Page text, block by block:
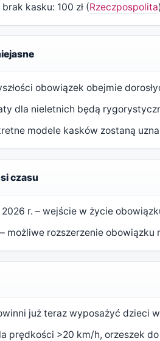
kasku: 100 zł (Rzeczpospolita
obowiązek obejmie
dla nieletnich będą
modele kasków zostaną
czasu
r. – wejście w życie
możliwe rozszerzenie
już teraz wyposażyć dzieci
prędkości >20 km/h, orzeszek